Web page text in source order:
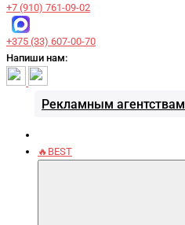
+7 (910) 761-09-02
+375 (33) 607-00-70
Напиши нам:
Рекламным агентствам
🔥BEST